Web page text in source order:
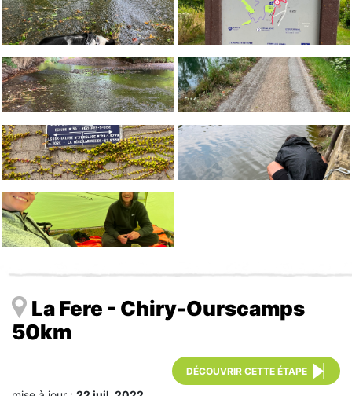
La Fere - Chiry-Ourscamps
50km
DÉCOUVRIR CETTE ÉTAPE